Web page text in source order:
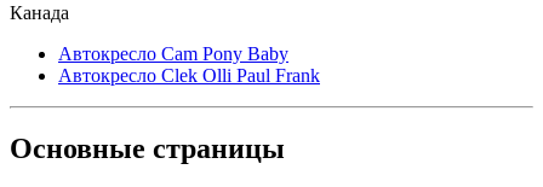
Канада
Автокресло Cam Pony Baby
Автокресло Clek Olli Paul Frank
Основные страницы